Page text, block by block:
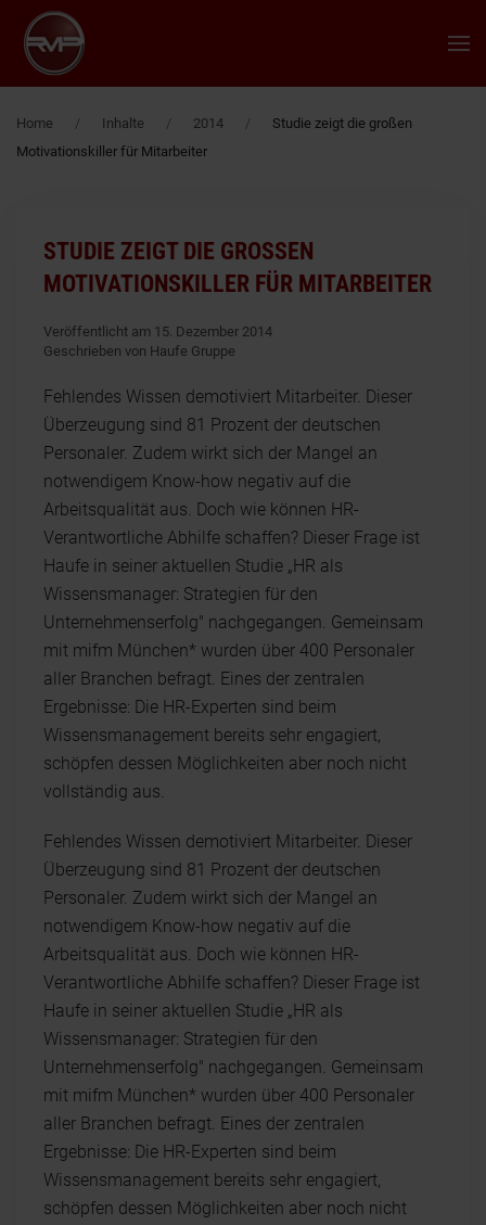
Zum Hauptinhalt springen
Home Inhalte 2014
Studie zeigt die großen
Motivationskiller für Mitarbeiter
STUDIE ZEIGT DIE GROSSEN M
OTIVATIONSKILLER FÜR MITARBEITER
Veröffentlicht am 15. Dezember 2014
Geschrieben von Haufe Gruppe
Fehlendes Wissen demotiviert Mitarbeiter. Dieser
Überzeugung sind 81 Prozent der deutschen
Personaler. Zudem wirkt sich der Mangel an
notwendigem Know-how negativ auf die
Arbeitsqualität aus. Doch wie können HR-
Verantwortliche Abhilfe schaffen? Dieser Frage ist
Haufe in seiner aktuellen Studie „HR als
Wissensmanager: Strategien für den
Unternehmenserfolg" nachgegangen. Gemeinsam
mit mifm München* wurden über 400 Personaler
aller Branchen befragt. Eines der zentralen
Ergebnisse: Die HR-Experten sind beim
Wissensmanagement bereits sehr engagiert,
schöpfen dessen Möglichkeiten aber noch nicht
vollständig aus.
Fehlendes Wissen demotiviert Mitarbeiter. Dieser
Überzeugung sind 81 Prozent der deutschen
Personaler. Zudem wirkt sich der Mangel an
notwendigem Know-how negativ auf die
Arbeitsqualität aus. Doch wie können HR-
Verantwortliche Abhilfe schaffen? Dieser Frage ist
Haufe in seiner aktuellen Studie „HR als
Wissensmanager: Strategien für den
Unternehmenserfolg" nachgegangen. Gemeinsam
mit mifm München* wurden über 400 Personaler
aller Branchen befragt. Eines der zentralen
Ergebnisse: Die HR-Experten sind beim
Wissensmanagement bereits sehr engagiert,
schöpfen dessen Möglichkeiten aber noch nicht